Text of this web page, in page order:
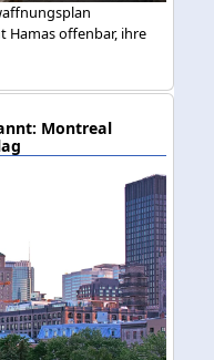
Hamas offenbar, ihre
Montreal